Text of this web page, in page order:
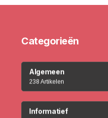
Categorieën
Algemeen
238 Artikelen
Informatief